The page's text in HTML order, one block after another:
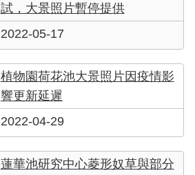
試，大景照片暫停提供
2022-05-17
植物園荷花池大景照片因疫情影
響更新延遲
2022-04-29
蓮華池研究中心菱形奴草與部分